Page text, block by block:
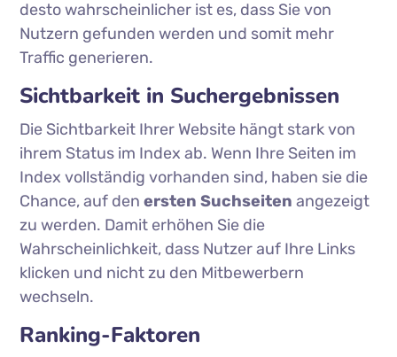
desto wahrscheinlicher ist es, dass Sie von
Nutzern gefunden werden und somit mehr
Traffic generieren.
Sichtbarkeit in Suchergebnissen
Die Sichtbarkeit Ihrer Website hängt stark von
ihrem Status im Index ab. Wenn Ihre Seiten im
Index vollständig vorhanden sind, haben sie die
Chance, auf denersten Suchseiten angezeigt
zu werden. Damit erhöhen Sie die
Wahrscheinlichkeit, dass Nutzer auf Ihre Links
klicken und nicht zu den Mitbewerbern
wechseln.
Ranking-Faktoren